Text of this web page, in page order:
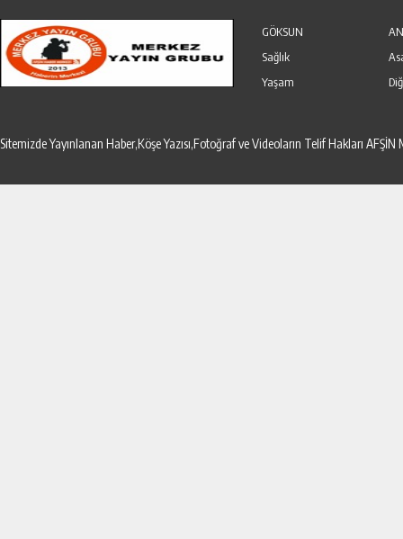
GÖKSUN
Sağlık
Yaşam
Sitemizde Yayınlanan Haber,Köşe Yazısı,Fotoğraf ve Videoların Telif Hakları